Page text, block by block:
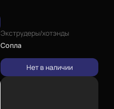
Экструдеры/хотэнды
Сопла
Нет в наличии